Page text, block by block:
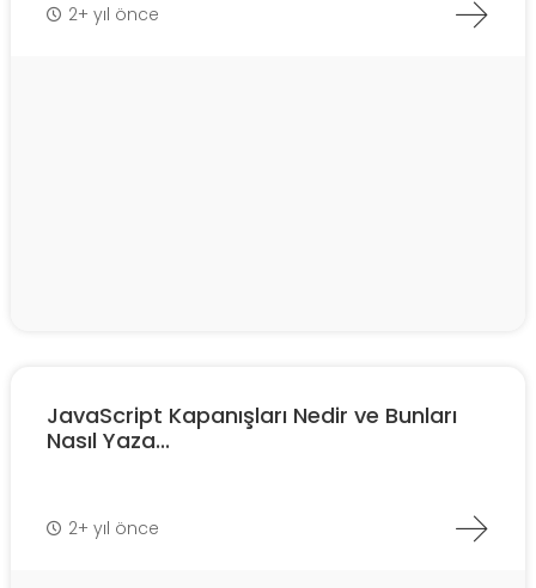
2+ yıl önce
JavaScript Kapanışları Nedir ve Bunları
Nasıl Yaza...
2+ yıl önce